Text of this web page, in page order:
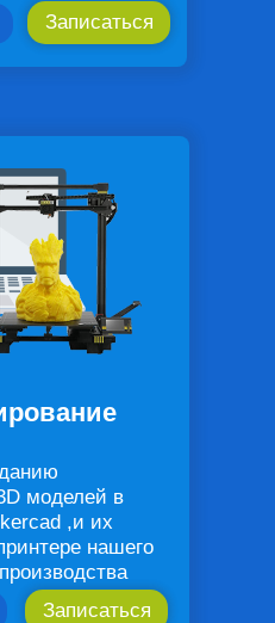
Записаться
моделей в
,и их
нашего
Записаться